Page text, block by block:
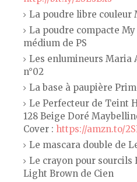
La poudre libre couleur
La poudre compacte
médium de PS
Les enlumineurs Maria
n°02
La base à paupière
Le Perfecteur de Teint
128 Beige Doré
Cover : https://amzn.to/
Le mascara double de
Le crayon pour sourcils
Light Brown de Cien